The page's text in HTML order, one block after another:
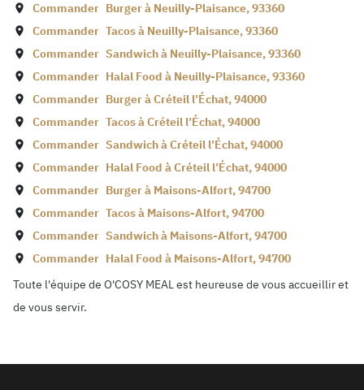
Commander Burger à Neuilly-Plaisance,93360
Commander Tacos à Neuilly-Plaisance,93360
Commander Sandwich à Neuilly-Plaisance,93360
Commander Halal Food à Neuilly-Plaisance,93360
Commander Burger àCréteil l’Échat,94000
Commander Tacos àCréteil l’Échat,94000
Commander Sandwich àCréteil l’Échat,94000
Commander Halal Food àCréteil l’Échat,94000
Commander Burger à Maisons-Alfort,94700
Commander Tacos à Maisons-Alfort,94700
Commander Sandwich à Maisons-Alfort,94700
Commander Halal Food à Maisons-Alfort,94700
Toute l'équipe de O'COSY MEAL est heureuse de vous accueillir et
de vous servir.